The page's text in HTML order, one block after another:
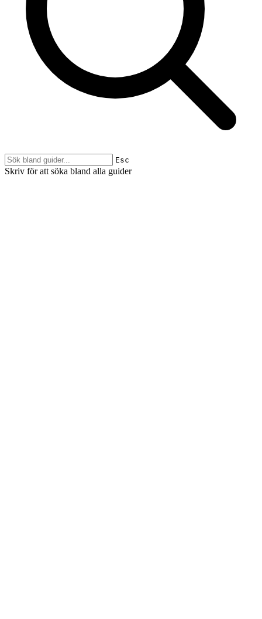
Esc
Skriv för att söka bland alla guider